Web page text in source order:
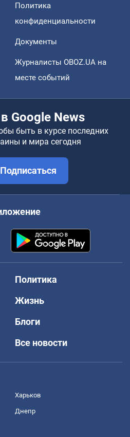
Политика
конфиденциальности
Документы
Журналисты OBOZ.UA на
месте событий
Google News
быть в курсе последних
и мира сегодня
Подписаться
Политика
Жизнь
Блоги
Все новости
Харьков
Днепр